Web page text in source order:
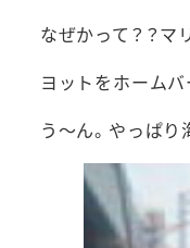
なぜかって？？マ
ヨットをホーム
う～ん。やっぱ